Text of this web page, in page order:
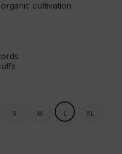
cultivation
S M L XL